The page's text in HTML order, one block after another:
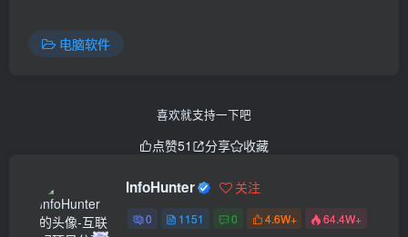
电脑软件
喜欢就支持一下吧
点赞51 分享 收藏
InfoHunter 关注
0 1151 0 4.6W+ 64.4W+